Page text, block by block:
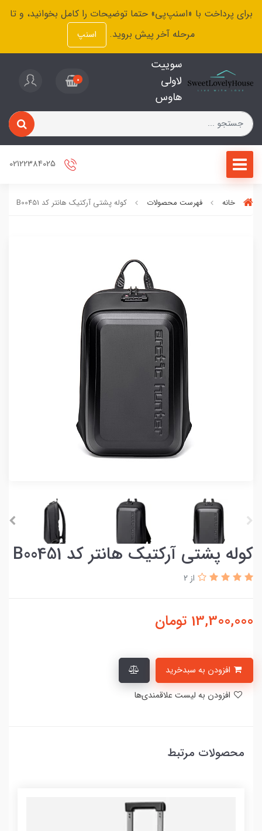
برای پرداخت با «اسنپ‌پی» حتما توضیحات را کامل بخوانید، و تا
مرحله آخر پیش بروید.
اسنپ
سوییت
لاولی
هاوس
0
خانه فهرست محصولات کوله پشتی آرکتیک هانتر کد B00451
کوله پشتی آرکتیک هانتر کد B00451
از 2
13,300,000 تومان
محصولات مرتبط